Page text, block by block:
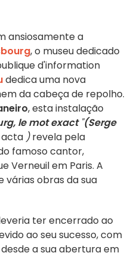
ansiosamente a
, o museu dedicado
d'information
dedica uma nova
da cabeça de repolho.
, esta instalação
le mot exact"(Serge
acta )revela pela
famoso cantor,
Verneuil em Paris. A
várias obras da sua
ter encerrado ao
ao seu sucesso, com
a sua abertura em